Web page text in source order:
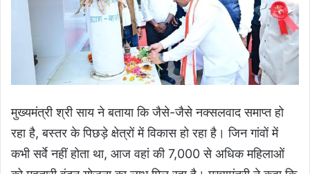
मुख्यमंत्री श्री साय ने बताया कि जैसे-जैसे नक्सलवाद समाप्त हो
रहा है, बस्तर के पिछड़े क्षेत्रों में विकास हो रहा है। जिन गांवों में
कभी सर्वे नहीं होता था, आज वहां की 7,000 से अधिक महिलाओं